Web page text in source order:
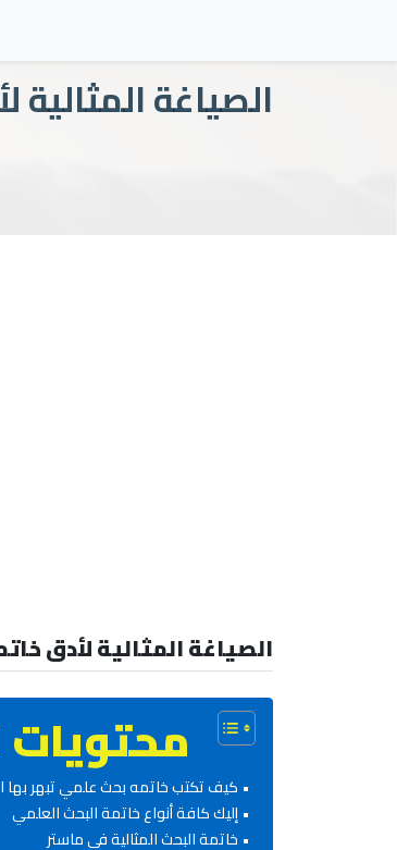
الصياغة
الصياغة المثالية لأدق
محتويات
كيف تكتب خاتمه بحث علمي تبهر بها
إليك كافة أنواع خاتمة البحث العلمي
خاتمة البحث المثالية في ماستر